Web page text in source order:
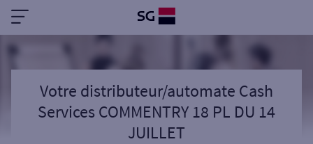
Votre distributeur/automate Cash
Services COMMENTRY 18 PL DU 14
JUILLET